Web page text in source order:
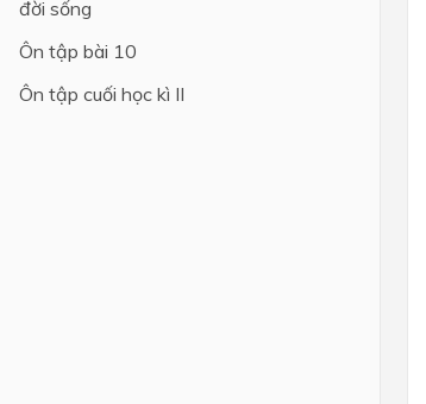
Lớp 3
đời sống
Ôn tập bài 10
Ôn tập cuối học kì II